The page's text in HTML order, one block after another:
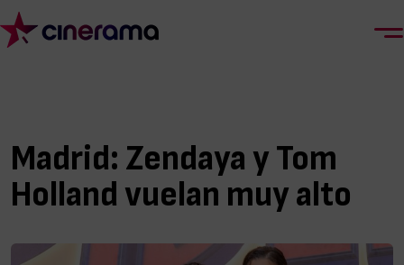
Madrid: Zendaya y Tom
Holland vuelan muy alto